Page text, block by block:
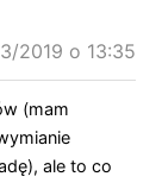
2019 o 13:35
(mam
ale to co